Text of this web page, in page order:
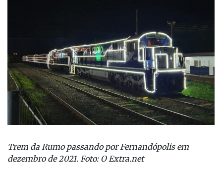
Trem da Rumo passando por Fernandópolis em